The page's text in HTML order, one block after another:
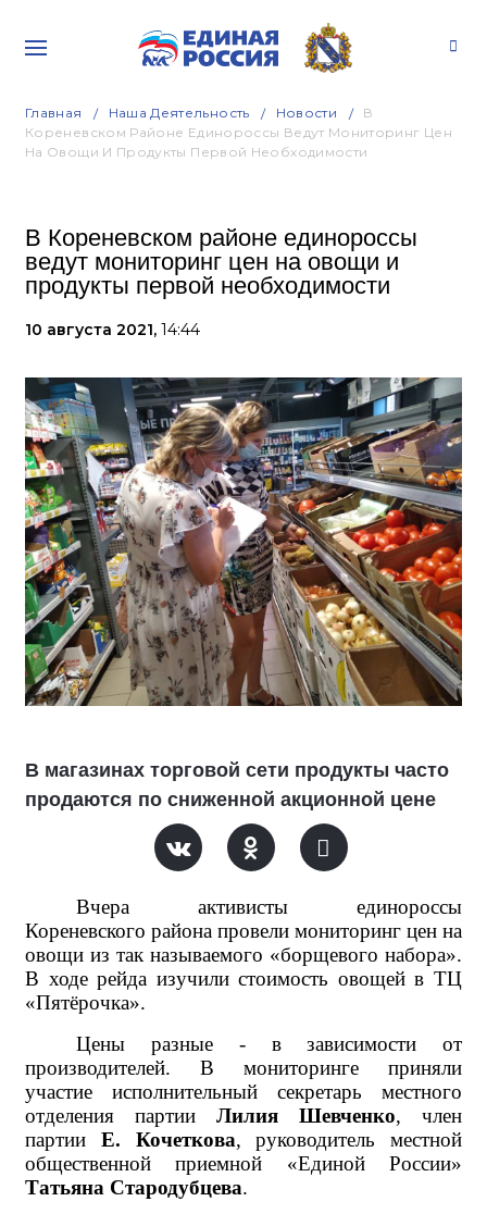
Главная Наша Деятельность Новости
В
Кореневском Районе Единороссы Ведут Мониторинг Цен
На Овощи И Продукты Первой Необходимости
В Кореневском районе единороссы
ведут мониторинг цен на овощи и
продукты первой необходимости
10 августа 2021, 14:44
В магазинах торговой сети продукты часто
продаются по сниженной акционной цене
Вчера активисты единороссы
Кореневского района провели мониторинг цен на
овощи из так называемого «борщевого набора».
В ходе рейда изучили стоимость овощей в ТЦ
«Пятёрочка».
Цены разные - в зависимости от
производителей. В мониторинге приняли
участие исполнительный секретарь местного
отделения партии Лилия Шевченко, член
партии Е. Кочеткова, руководитель местной
общественной приемной «Единой России»
Татьяна Стародубцева.